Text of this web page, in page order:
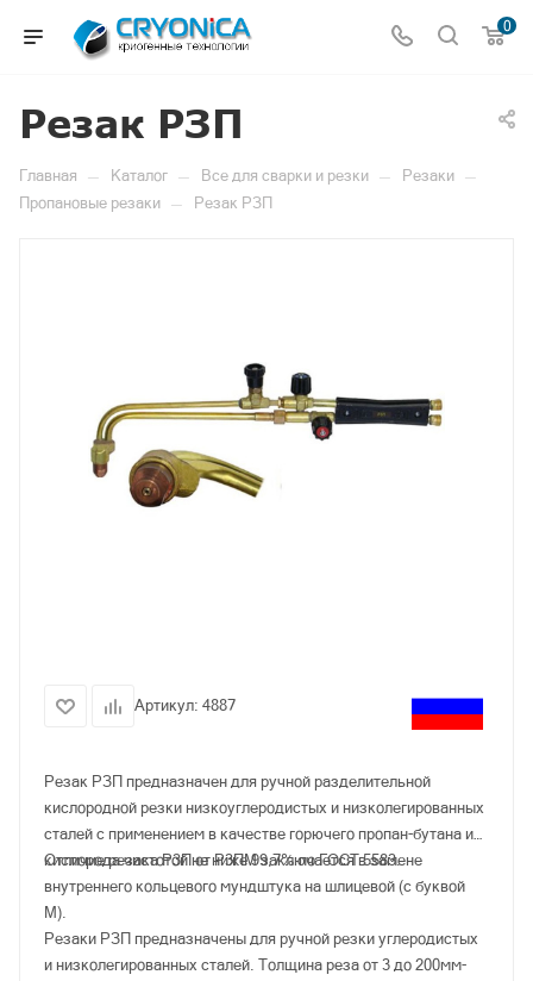
0
Резак РЗП
Главная — Каталог — Все для сварки и резки — Резаки —
Пропановые резаки — Резак РЗП
Артикул: 4887
Резак РЗП предназначен для ручной разделительной
кислородной резки низкоуглеродистых и низколегированных
сталей с применением в качестве горючего пропан-бутана и
кислорода чистотой не ниже 99,7% по ГОСТ 5583.
Отличие резака Р3П от Р3ПМ заключается в замене
внутреннего кольцевого мундштука на шлицевой (с буквой
М).
Резаки РЗП предназначены для ручной резки углеродистых
и низколегированных сталей. Толщина реза от 3 до 200мм-